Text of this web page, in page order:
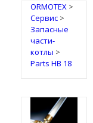
ORMOTEX>
Сервис>
Запасные
части-
котлы >
Parts HB 18